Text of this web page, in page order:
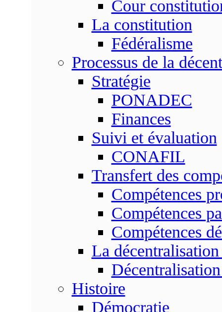
Cour
La constitution
Fédéralisme
Processus de la
Stratégie
PONADEC
Finances
Suivi et évaluation
CONAFIL
Transfert des
Compétences
Compétences
Compétences
La
Histoire
Démocratie